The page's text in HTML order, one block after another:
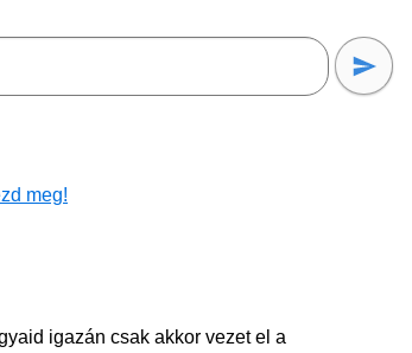
meg!
igazán csak akkor vezet el a